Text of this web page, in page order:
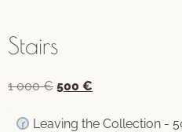
Stairs
1 000€ 500 €
Leaving the Collection -